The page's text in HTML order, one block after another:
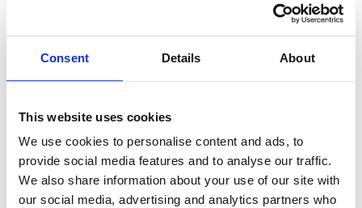
Consent Details About
This website uses cookies
We use cookies to personalise content and ads, to
provide social media features and to analyse our traffic.
We also share information about your use of our site with
our social media, advertising and analytics partners who
評価ルームにセンサを設置